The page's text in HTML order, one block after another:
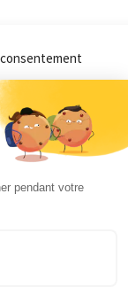
audience et vous
que vous autorisez